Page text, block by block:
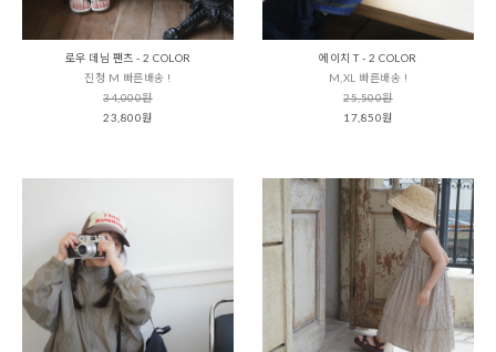
로우 데님 팬츠 - 2 COLOR
진청 M 빠른배송 !
34,000원
23,800원
에이치 T - 2 COLOR
M,XL 빠른배송 !
25,500원
17,850원